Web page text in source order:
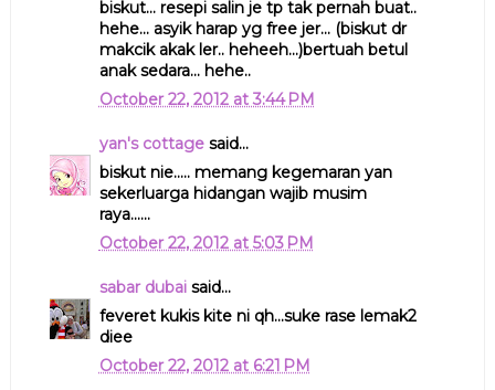
biskut... resepi salin je tp tak pernah buat..
hehe... asyik harap yg free jer... (biskut dr
makcik akak ler.. heheeh...)bertuah betul
anak sedara... hehe..
October 22, 2012 at 3:44 PM
yan's cottagesaid...
biskut nie..... memang kegemaran yan
sekerluarga hidangan wajib musim
raya......
October 22, 2012 at 5:03 PM
sabar dubaisaid...
feveret kukis kite ni qh...suke rase lemak2
diee
October 22, 2012 at 6:21 PM